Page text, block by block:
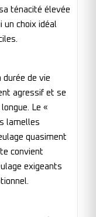
ténacité élevée
un choix idéal
durée de vie
agressif et se
Le «
lamelles
quasiment
convient
exigeants